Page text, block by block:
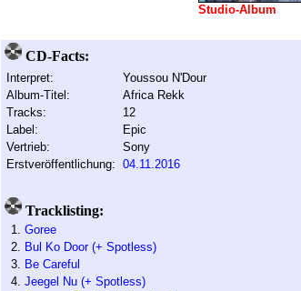
Studio-Album
CD-Facts:
Interpret:
Youssou N'Dour
Album-Titel:
Africa Rekk
Tracks:
12
Label:
Epic
Vertrieb:
Sony
Erstveröffentlichung: 04.11.2016
Tracklisting:
1. Goree
2. Bul Ko Door (+ Spotless)
3. Be Careful
4. Jeegel Nu (+ Spotless)